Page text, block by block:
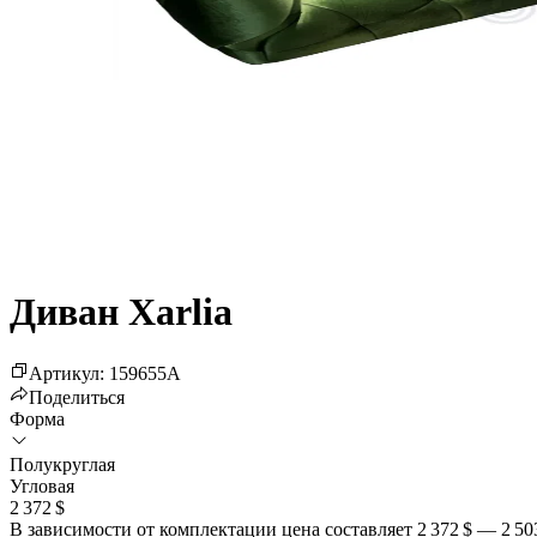
Диван Xarlia
Артикул: 159655A
Поделиться
Форма
Полукруглая
Угловая
2 372 $
В зависимости от комплектации цена составляет 2 372 $ — 2